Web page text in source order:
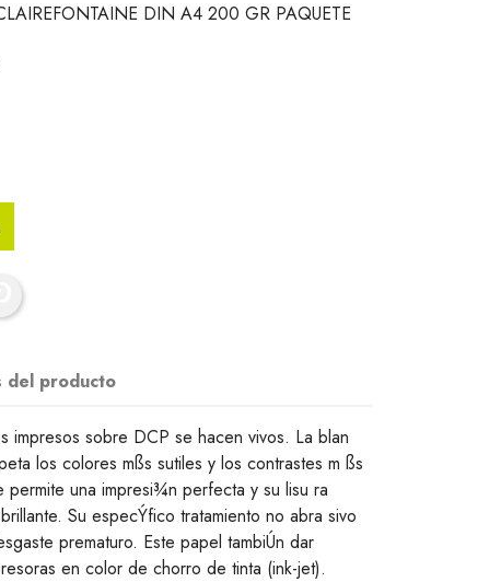
DIN A4 200 GR PAQUETE
del producto
impresos sobre DCP se hacen vivos. La blan
los colores mßs sutiles y los contrastes m ßs
permite una impresi¾n perfecta y su lisu ra
Su especÝfico tratamiento no abra sivo
prematuro. Este papel tambiÚn dar
en color de chorro de tinta (ink-jet).